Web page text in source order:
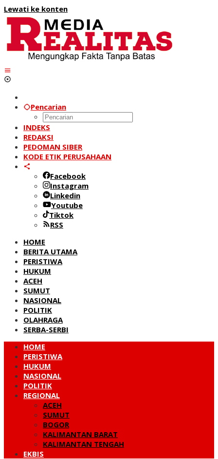
Lewati ke konten
Pencarian
INDEKS
REDAKSI
PEDOMAN SIBER
KODE ETIK PERUSAHAAN
Facebook
Instagram
Linkedin
Youtube
Tiktok
RSS
HOME
BERITA UTAMA
PERISTIWA
HUKUM
ACEH
SUMUT
NASIONAL
POLITIK
OLAHRAGA
SERBA-SERBI
HOME
PERISTIWA
HUKUM
NASIONAL
POLITIK
REGIONAL
ACEH
SUMUT
BOGOR
KALIMANTAN BARAT
KALIMANTAN TENGAH
EKBIS